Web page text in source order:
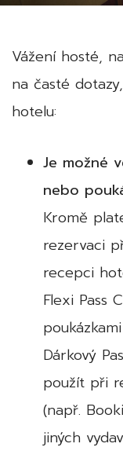
Vážení hosté,
na časté
hotelu:
Je možné
nebo
Kromě
rezervaci
recepci
Flexi Pass
Dárkový
použít při
(např.
jiných